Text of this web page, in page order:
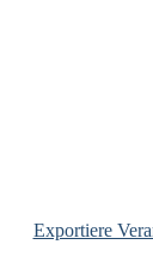
Exportiere